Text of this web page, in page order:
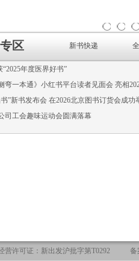
1 2 3
区 新书快递
“2025年度医界好书”
弯一本通》小红书平台读者见面会 亮相
”新书发布会 在2026北京图书订货会成功
司工会趣味运动会圆满落幕
营许可证：新出发沪批字第T0292 备